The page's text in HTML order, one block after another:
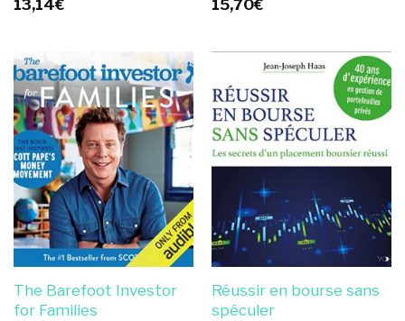
13,14€
15,70€
The Barefoot Investor
for Families
Réussir en bourse sans
spéculer